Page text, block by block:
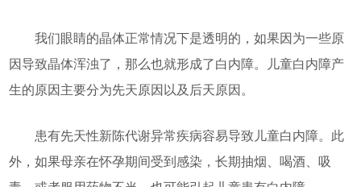
我们眼睛的晶体正常情况下是透明的，如果因为一些原
因导致晶体浑浊了，那么也就形成了白内障。儿童白内障产
生的原因主要分为先天原因以及后天原因。
患有先天性新陈代谢异常疾病容易导致儿童白内障。此
外，如果母亲在怀孕期间受到感染，长期抽烟、喝酒、吸